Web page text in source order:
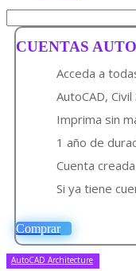
CUENTAS
Acceda a
AutoCAD,
Imprima sin
1 año de
Cuenta
Si ya tiene
Comprar
AutoCAD Architecture